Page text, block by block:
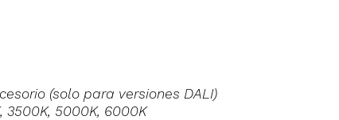
(solo para versiones DALI)
3500K, 5000K, 6000K